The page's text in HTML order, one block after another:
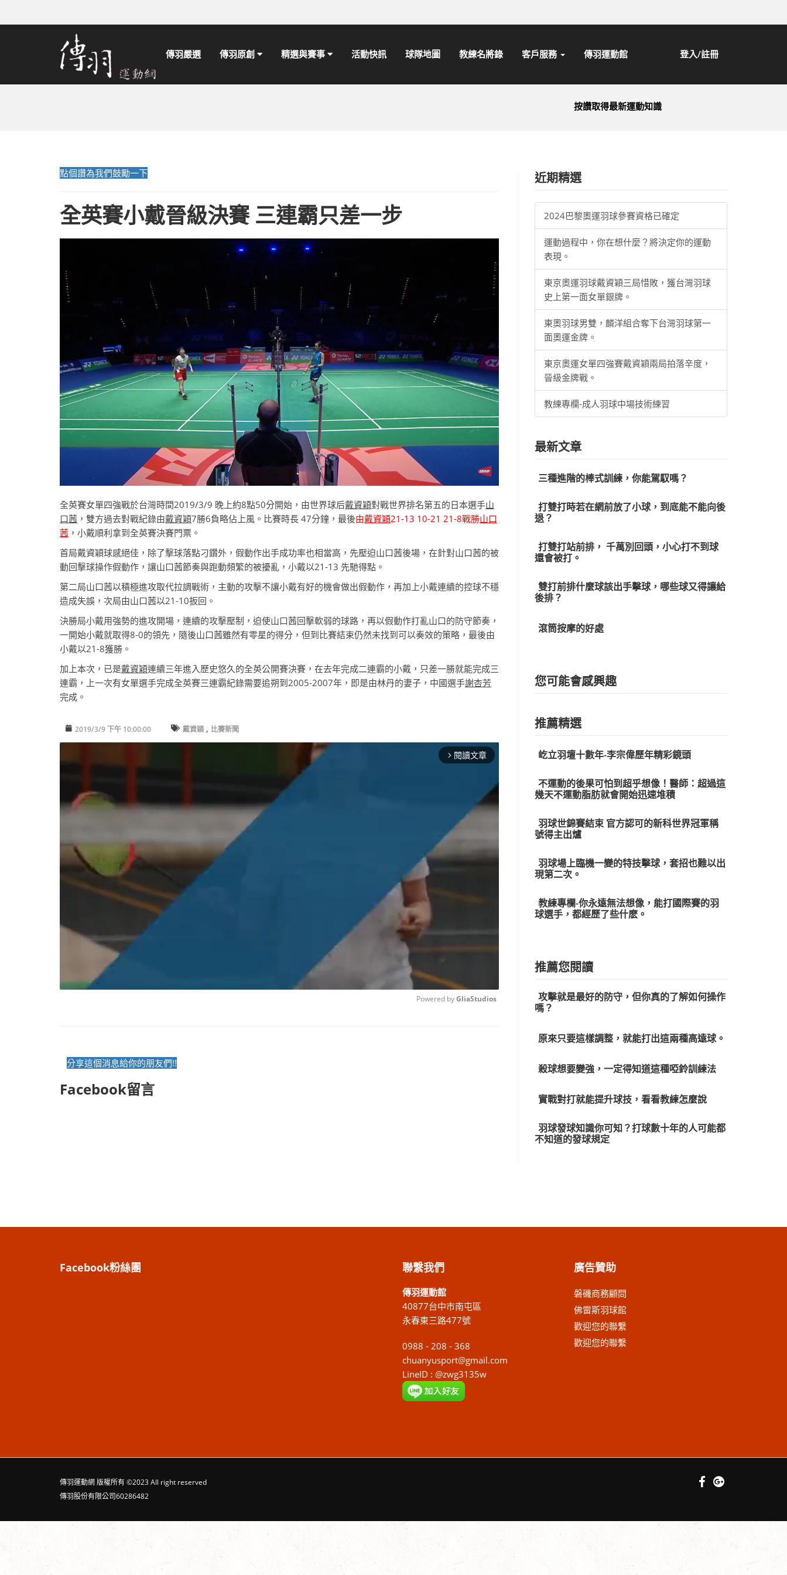
傳羽嚴選 傳羽原創 精選與賽事 活動快訊 球隊地圖 教練名將錄 客戶服務 傳羽運動館 登入/註冊
按讚取得最新運動知識
點個讚為我們鼓勵一下
全英賽小戴晉級決賽 三連霸只差一步
全英賽女單四強戰於台灣時間2019/3/9 晚上約8點50分開始，由世界球后戴資穎對戰世界排名第五的日本選手山
口茜 ，雙方過去對戰紀錄由戴資穎7勝6負略佔上風。比賽時長 47分鐘，最後由戴資穎21-13 10-21 21-8戰勝山口
茜 ，小戴順利拿到全英賽決賽門票。
首局戴資穎球感絕佳，除了擊球落點刁鑽外，假動作出手成功率也相當高，先壓迫山口茜後場，在針對山口茜的被
動回擊球操作假動作，讓山口茜節奏與跑動頻繁的被擾亂，小戴以21-13 先馳得點。
第二局山口茜以積極進攻取代拉調戰術，主動的攻擊不讓小戴有好的機會做出假動作，再加上小戴連續的控球不穩
造成失誤，次局由山口茜以21-10扳回。
決勝局小戴用強勢的進攻開場，連續的攻擊壓制，迫使山口茜回擊軟弱的球路，再以假動作打亂山口的防守節奏，
一開始小戴就取得8-0的領先，隨後山口茜雖然有零星的得分，但到比賽結束仍然未找到可以奏效的策略，最後由
小戴以21-8獲勝。
加上本次，已是戴資穎連續三年進入歷史悠久的全英公開賽決賽，在去年完成二連霸的小戴，只差一勝就能完成三
連霸，上一次有女單選手完成全英賽三連霸紀錄需要追朔到2005-2007年，即是由林丹的妻子，中國選手謝杏芳
完成。
2019/3/9 下午 10:00:00 戴資穎 , 比賽新聞
arrow_forward_ios 閱讀文章
Powered by GliaStudios
分享這個消息給你的朋友們!!
Facebook留言
近期精選
2024巴黎奧運羽球參賽資格已確定
運動過程中，你在想什麼？將決定你的運動
表現。
東京奧運羽球戴資穎三局惜敗，獲台灣羽球
史上第一面女單銀牌。
東奧羽球男雙，麟洋組合奪下台灣羽球第一
面奧運金牌。
東京奧運女單四強賽戴資穎兩局拍落辛度，
晉級金牌戰。
教練專欄-成人羽球中場技術練習
最新文章
三種進階的棒式訓練，你能駕馭嗎？
打雙打時若在網前放了小球，到底能不能向後
退？
打雙打站前排， 千萬別回頭，小心打不到球
還會被打。
雙打前排什麼球該出手擊球，哪些球又得讓給
後排？
滾筒按摩的好處
您可能會感興趣
推薦精選
屹立羽壇十數年-李宗偉歷年精彩鏡頭
不運動的後果可怕到超乎想像！醫師：超過這
幾天不運動脂肪就會開始迅速堆積
羽球世錦賽結束 官方認可的新科世界冠軍稱
號得主出爐
羽球場上臨機一變的特技擊球，套招也難以出
現第二次。
教練專欄-你永遠無法想像，能打國際賽的羽
球選手，都經歷了些什麽。
推薦您閱讀
攻擊就是最好的防守，但你真的了解如何操作
嗎？
原來只要這樣調整，就能打出這兩種高遠球。
殺球想要變強，一定得知道這種啞鈴訓練法
實戰對打就能提升球技，看看教練怎麼說
羽球發球知識你可知？打球數十年的人可能都
不知道的發球規定
Facebook粉絲團 聯繫我們
傳羽運動館
40877台中市南屯區
永春東三路477號
0988 - 208 - 368
chuanyusport@gmail.com
LineID : @zwg3135w
廣告贊助
磐磯商務顧問
佛雷斯羽球館
歡迎您的聯繫
歡迎您的聯繫
傳羽運動網版權所有 ©2023 All right reserved
傳羽股份有限公司60286482